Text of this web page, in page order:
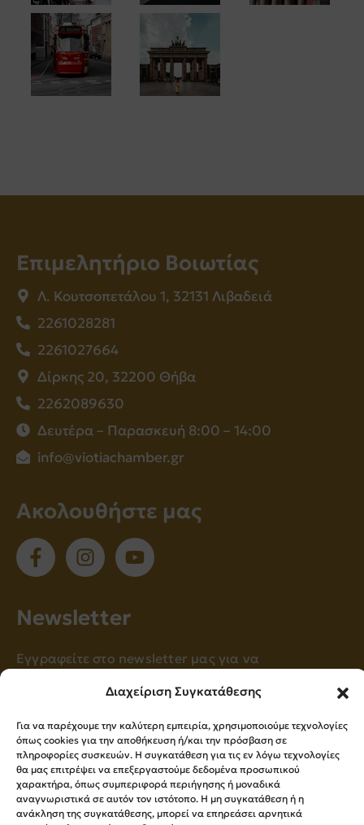
Διαχείριση Συγκατάθεσης
Για να παρέχουμε την καλύτερη εμπειρία, χρησιμοποιούμε τεχνολογίες
όπως cookies για την αποθήκευση ή/και την πρόσβαση σε
πληροφορίες συσκευών. Η συγκατάθεση για τις εν λόγω τεχνολογίες
θα μας επιτρέψει να επεξεργαστούμε δεδομένα προσωπικού
χαρακτήρα, όπως συμπεριφορά περιήγησης ή μοναδικά
αναγνωριστικά σε αυτόν τον ιστότοπο. Η μη συγκατάθεση ή η
ανάκληση της συγκατάθεσης, μπορεί να επηρεάσει αρνητικά
Επιμελητήριο Βοιωτίας
Λ. Κουτσοπετάλου 1, 32131 Λιβαδειά
2261028281
2261027664
Δίρκης 20, 32200 Θήβα
2262089630
Δευτέρα – Παρασκευή 8:00 – 14:00
info@viotiachamber.gr
Ακολουθήστε μας
Νewsletter
Εγγραφείτε στο newsletter μας για να
Εγγραφή
Press Kit